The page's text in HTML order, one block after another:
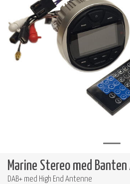
Marine Stereo med Banten
DAB+ med High End Antenne